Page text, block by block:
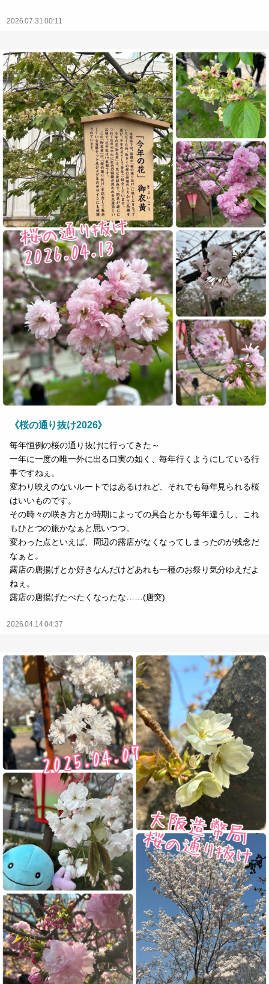
2026.07.31 00:11
《桜の通り抜け2026》
毎年恒例の桜の通り抜けに行ってきた～
一年に一度の唯一外に出る口実の如く、毎年行くようにしている行
事ですねぇ。
変わり映えのないルートではあるけれど、それでも毎年見られる桜
はいいものです。
その時々の咲き方とか時期によっての具合とかも毎年違うし、これ
もひとつの旅かなぁと思いつつ。
変わった点といえば、周辺の露店がなくなってしまったのが残念だ
なぁと。
露店の唐揚げとか好きなんだけどあれも一種のお祭り気分ゆえだよ
ねぇ。
露店の唐揚げたべたくなったな……(唐突)
2026.04.14 04:37